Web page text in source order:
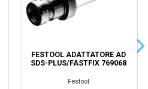
FESTOOL ADATTATORE AD
SDS-PLUS/FASTFIX 769068
Festool